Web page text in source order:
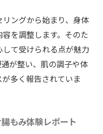
ングから始まり、身体
を調整します。そのた
て受けられる点が魅力
が整い、肌の調子や体
多く報告されていま
もみ体験レポート